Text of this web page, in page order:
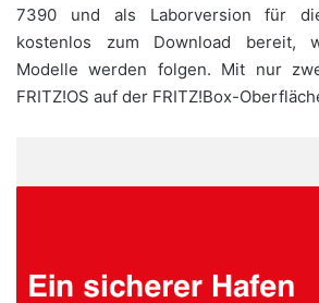
7390 und als Laborversion für
kostenlos zum Download bereit,
Modelle werden folgen. Mit nur
FRITZ!OS auf der FRITZ!Box-